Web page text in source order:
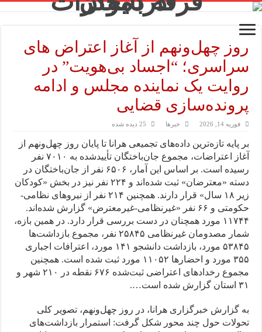
روز چهل‌ونهم از آغاز اعتراض های
سراسری؛ “اجساد بی‌هویت” در
روایت یک نماینده مجلس و ادامه
پرونده‌سازی قضایی
فوریه 14, 2026 خبرها 25 دیده شده
بر پایه تازه‌ترین داده‌های تجمیعی هرانا تا پایان روز چهل‌ونهم از
آغاز اعتراضات، مجموع جان‌باختگان تأییدشده به ۷۰۱۰ نفر
رسیده است. بر اساس این آمار، ۶۵۰۶ نفر از جان‌باختگان در
دسته «معترضان» ثبت شده‌اند و ۲۲۴ نفر نیز در بخش «کودکان
زیر ۱۸ سال» قرار دارند. همچنین ۲۱۴ نفر از نیروهای نظامی-
حکومتی و ۶۶ نفر «غیرنظامی-غیرمعترض» گزارش شده‌اند.
۱۱۷۴۴ مورد همچنان در دست بررسی قرار دارد. در همین بازه،
شمار مصدومان غیرنظامی ۲۵۸۴۵ نفر، مجموع بازداشت‌ها
۵۳۸۴۵ مورد، بازداشت دانشجو ۱۴۱ مورد، اعترافات اجباری
۳۵۵ مورد و احضارها ۱۱۰۵۲ مورد ثبت شده است. همچنین
مجموع رخدادهای اعتراضی ثبت‌شده ۶۷۶ نقطه در ۲۱۰ شهر و
۳۱ استان گزارش شده است….
به گزارش خبرگزاری هرانا، در روز چهل‌ونهم، تصویر کلی
تحولات حول چند محور شکل گرفت: استمرار بازداشت‌های